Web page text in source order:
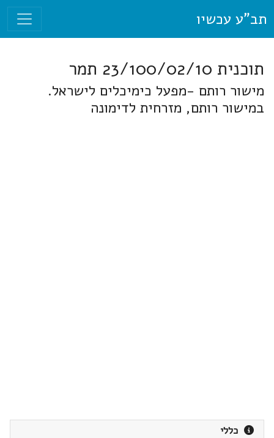
תב"ע עכשיו
תוכנית 23/100/02/10 תמר
מישור רותם -מפעל כימיכלים לישראל.
במישור רותם, מזרחית לדימונה
כללי